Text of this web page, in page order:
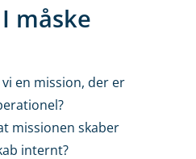
måske
en mission, der er
missionen skaber
internt?